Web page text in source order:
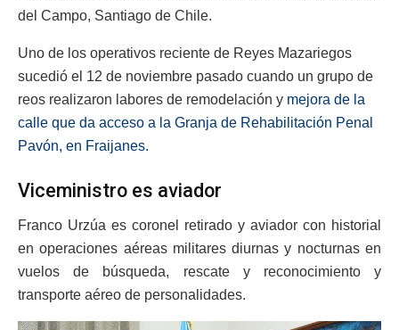
del Campo, Santiago de Chile.
Uno de los operativos reciente de Reyes Mazariegos
sucedió el 12 de noviembre pasado cuando un grupo de
reos realizaron labores de remodelación y mejora de la
calle que da acceso a la Granja de Rehabilitación Penal
Pavón, en Fraijanes.
Viceministro es aviador
Franco Urzúa es coronel retirado y aviador con historial
en operaciones aéreas militares diurnas y nocturnas en
vuelos de búsqueda, rescate y reconocimiento y
transporte aéreo de personalidades.